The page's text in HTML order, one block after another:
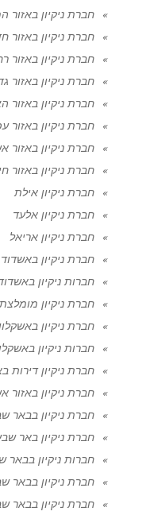
חברת ניקיון באזור
חברת ניקיון באזור
חברת ניקיון באזור
חברת ניקיון באזור
חברת ניקיון באזור
חברת ניקיון באזור
חברת ניקיון באזור
חברת ניקיון באזור
חברת ניקיון אילת
חברת ניקיון אלעד
חברת ניקיון אריאל
חברת ניקיון באשדוד
חברות ניקיון
חברת ניקיון
חברת ניקיון באשקלון
חברות ניקיון
חברת ניקיון דירות
חברת ניקיון באזור
חברת ניקיון בבאר
חברת ניקיון באר
חברות ניקיון בבאר
חברת ניקיון בבאר
חברת ניקיון בבאר